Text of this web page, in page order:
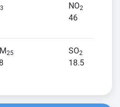
3 NO2
46
25 SO2
18.5